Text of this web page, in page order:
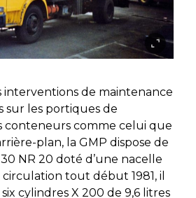
interventions de maintenance
sur les portiques de
conteneurs comme celui que
plan, la GMP dispose de
NR 20 doté d’une nacelle
tout début 1981, il
cylindres X 200 de 9,6 litres